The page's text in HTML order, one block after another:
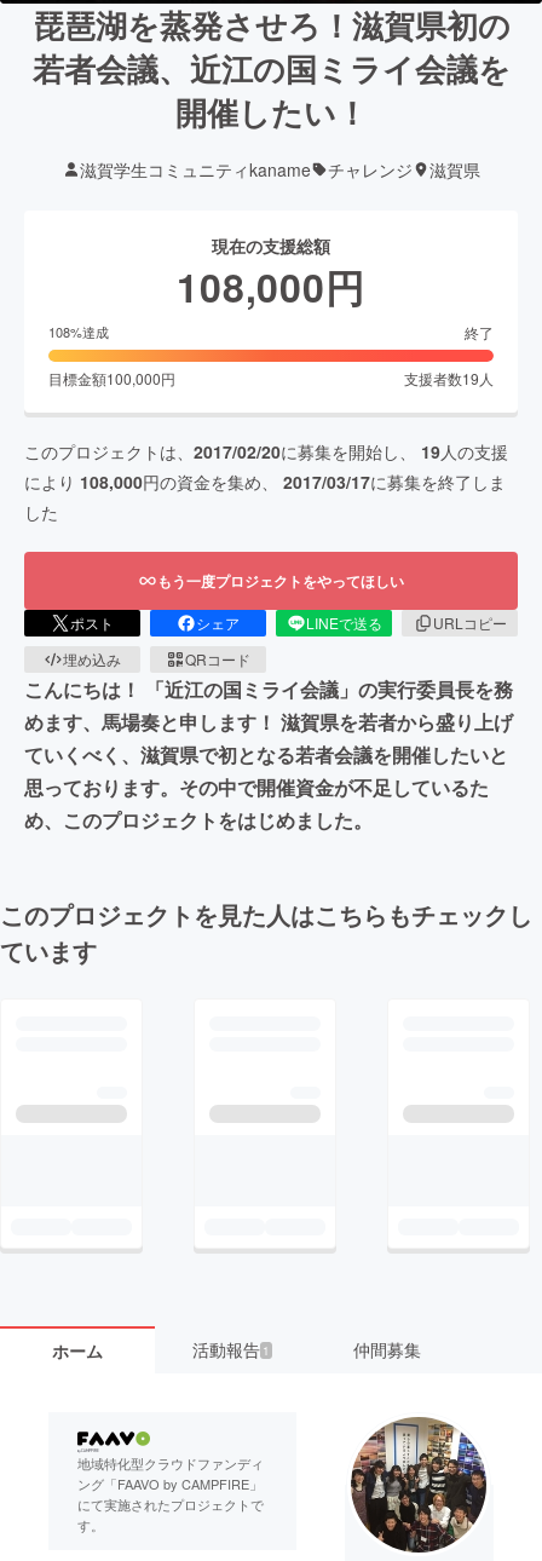
琵琶湖を蒸発させろ！滋賀県初の
若者会議、近江の国ミライ会議を
開催したい！
滋賀学生コミュニティkaname チャレンジ 滋賀県
現在の支援総額
108,000円
108%達成 終了
目標金額100,000円 支援者数19 人
このプロジェクトは、 2017/02/20に募集を開始し、 19人の支援
により 108,000円の資金を集め、 2017/03/17に募集を終了しま
した
もう一度プロジェクトをやってほしい
ポスト シェア LINEで送る
URLコピー
埋め込み
QRコード
こんにちは！ 「近江の国ミライ会議」の実行委員長を務
めます、馬場奏と申します！ 滋賀県を若者から盛り上げ
ていくべく、滋賀県で初となる若者会議を開催したいと
思っております。その中で開催資金が不足しているた
め、このプロジェクトをはじめました。
このプロジェクトを見た人はこちらもチェックし
ています
ホーム 活動報告 1 仲間募集
地域特化型クラウドファンディ
ング「FAAVO by CAMPFIRE」
にて実施されたプロジェクトで
す。